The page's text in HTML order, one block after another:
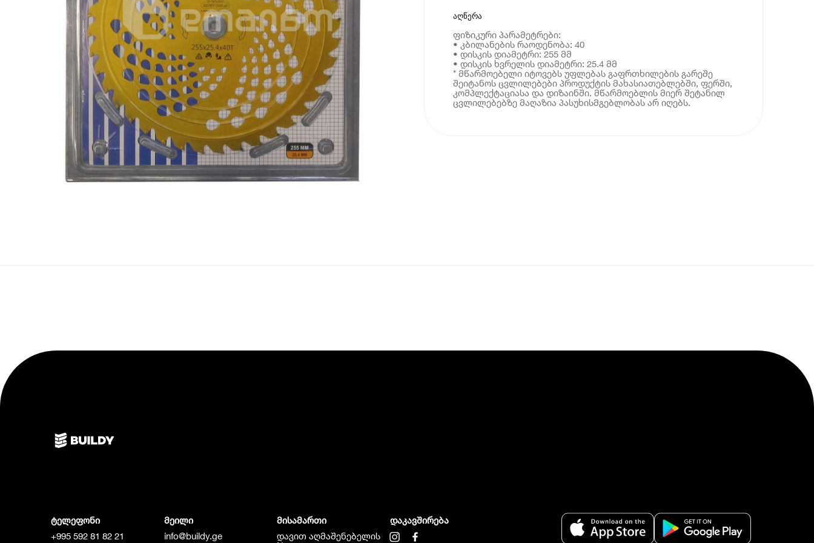
აღწერა
ფიზიკური პარამეტრები:
• კბილანების რაოდენობა: 40
• დისკის დიამეტრი: 255 მმ
• დისკის ხვრელის დიამეტრი: 25.4 მმ
* მწარმოებელი იტოვებს უფლებას გაფრთხილების გარეშე
შეიტანოს ცვლილებები პროდუქტის მახასიათებლებში, ფერში,
კომპლექტაციასა და დიზაინში. მწარმოებლის მიერ შეტანილ
ცვლილებებზე მაღაზია პასუხისმგებლობას არ იღებს.
ტელეფონი
+995 592 81 82 21
მეილი
info@buildy.ge
მისამართი
დავით აღმაშენებელის
დაკავშირება